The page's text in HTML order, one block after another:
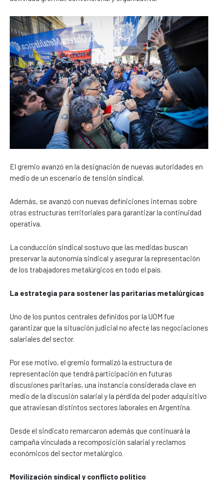
El gremio avanzó en la designación de nuevas autoridades en
medio de un escenario de tensión sindical.
Además, se avanzó con nuevas definiciones internas sobre
otras estructuras territoriales para garantizar la continuidad
operativa.
La conducción sindical sostuvo que las medidas buscan
preservar la autonomía sindical y asegurar la representación
de los trabajadores metalúrgicos en todo el país.
La estrategia para sostener las paritarias metalúrgicas
Uno de los puntos centrales definidos por la UOM fue
garantizar que la situación judicial no afecte las negociaciones
salariales del sector.
Por ese motivo, el gremio formalizó la estructura de
representación que tendrá participación en futuras
discusiones paritarias, una instancia considerada clave en
medio de la discusión salarial y la pérdida del poder adquisitivo
que atraviesan distintos sectores laborales en Argentina.
Desde el sindicato remarcaron además que continuará la
campaña vinculada a recomposición salarial y reclamos
económicos del sector metalúrgico.
Movilización sindical y conflicto político